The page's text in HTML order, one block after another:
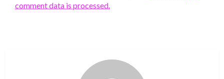
comment data is processed.